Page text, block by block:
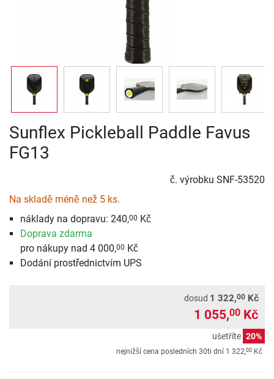
Sunflex Pickleball Paddle Favus
FG13
č. výrobku SNF-53520
Na skladě méně než 5 ks.
náklady na dopravu: 240,00 Kč
Doprava zdarma
pro nákupy nad 4 000,00 Kč
Dodání prostřednictvím UPS
dosud 1 322,00 Kč
1 055,00 Kč
ušetříte 20%
nejnižší cena posledních 30ti dní 1 322,00 Kč